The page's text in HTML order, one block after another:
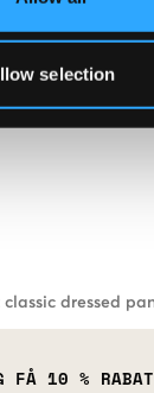
selection
dressed
FÅ 10 %